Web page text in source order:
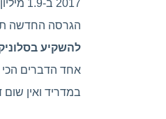
2017 ב-1.9 מיליון אירו, מכוונת להפוך את הרשימה של הבניינים האלה לתוך מבנה אחד גדול של צוותא, תרבות ובידור.
הגרסה החדשה
להשקיע
אחד הדברים הכי
במדריד ואין שום